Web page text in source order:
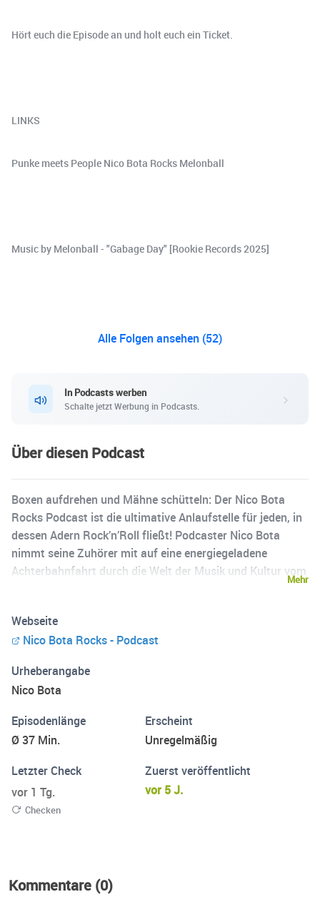
Hört euch die Episode an und holt euch ein Ticket.
LINKS
Punke meets People Nico Bota Rocks Melonball
Music by Melonball - "Gabage Day" [Rookie Records 2025]
Alle Folgen ansehen (52)
In Podcasts werben
Schalte jetzt Werbung in Podcasts.
Über diesen Podcast
Boxen aufdrehen und Mähne schütteln: Der Nico Bota
Rocks Podcast ist die ultimative Anlaufstelle für jeden, in
dessen Adern Rock’n’Roll fließt! Podcaster Nico Bota
nimmt seine Zuhörer mit auf eine energiegeladene
Achterbahnfahrt durch die Welt der Musik und Kultur vom
aus, die die Szene gerade aufmischen.
https://www.nicobota.rocks/ #NicoBotaRocks #Podcast
Mehr
Webseite
Nico Bota Rocks - Podcast
Urheberangabe
Nico Bota
Episodenlänge
Ø 37 Min.
Erscheint
Unregelmäßig
Letzter Check
vor 1 Tg.
Checken
Zuerst veröffentlicht
vor 5 J.
Kommentare (0)